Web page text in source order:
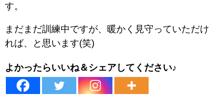
す。
まだまだ訓練中ですが、暖かく見守っていただけ
れば、と思います(笑)
よかったらいいね＆シェアしてください♪